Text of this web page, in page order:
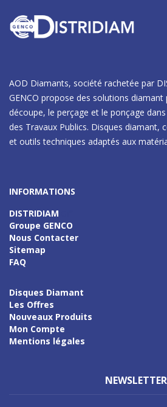
AOD Diamants, société rachetée par
GENCO propose des solutions
découpe, le perçage et le ponçage
des Travaux Publics. Disques diamant,
et outils techniques adaptés aux
INFORMATIONS
DISTRIDIAM
Groupe GENCO
Nous Contacter
Sitemap
FAQ
Disques Diamant
Les Offres
Nouveaux Produits
Mon Compte
Mentions légales
NEWSLETTER